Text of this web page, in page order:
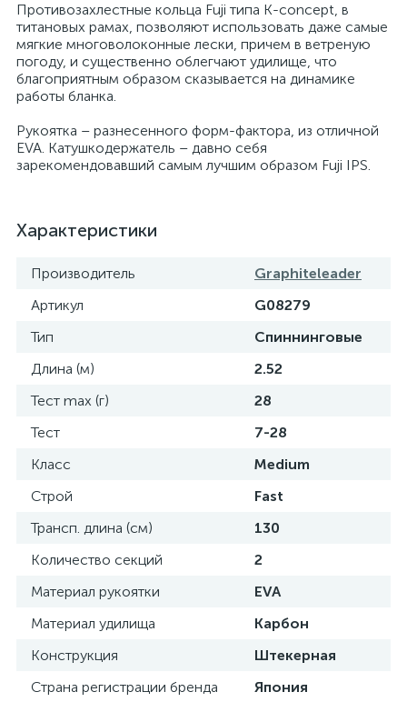
Противозахлестные кольца Fuji типа K-concept, в
титановых рамах, позволяют использовать даже самые
мягкие многоволоконные лески, причем в ветреную
погоду, и существенно облегчают удилище, что
благоприятным образом сказывается на динамике
работы бланка.
Рукоятка – разнесенного форм-фактора, из отличной
EVA. Катушкодержатель – давно себя
зарекомендовавший самым лучшим образом Fuji IPS.
Характеристики
Производитель
Graphiteleader
Артикул
G08279
Тип
Спиннинговые
Длина (м)
2.52
Тест max (г)
28
Тест
7-28
Класс
Medium
Строй
Fast
Трансп. длина (см)
130
Количество секций
2
Материал рукоятки
EVA
Материал удилища
Карбон
Конструкция
Штекерная
Страна регистрации бренда
Япония